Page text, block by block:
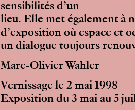
sensibilités d’un
lieu. Elle met également à
d’exposition où espace et
un dialogue toujours
Marc-Olivier Wahler
Vernissage le 2 mai 1998
Exposition du 3 mai au 5